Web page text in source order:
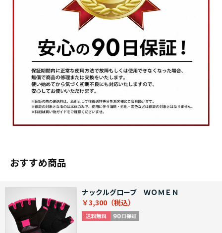
おすすめ商品
ナックルグローブ ＷＯＭＥＮ
￥3,300